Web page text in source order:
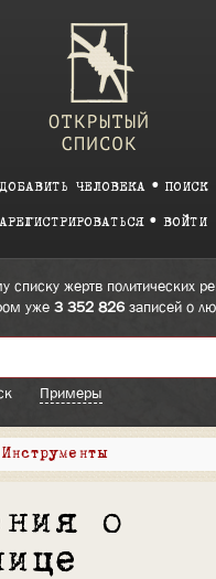
ДОБАВИТЬ ЧЕЛОВЕКА ПОИСК
ВОЙТИ
списку жертв политических
уже 3 352 826записей о
Примеры
Инструменты
о